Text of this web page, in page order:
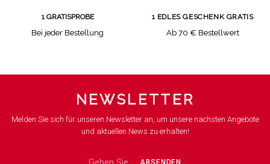
1 GRATISPROBE
Bei jeder Bestellung
1 EDLES GESCHENK GRATIS
Ab 70 € Bestellwert
NEWSLETTER
Melden Sie sich für unseren Newsletter an, um unsere nächsten Angebote
und aktuellen News zu erhalten!
ABSENDEN